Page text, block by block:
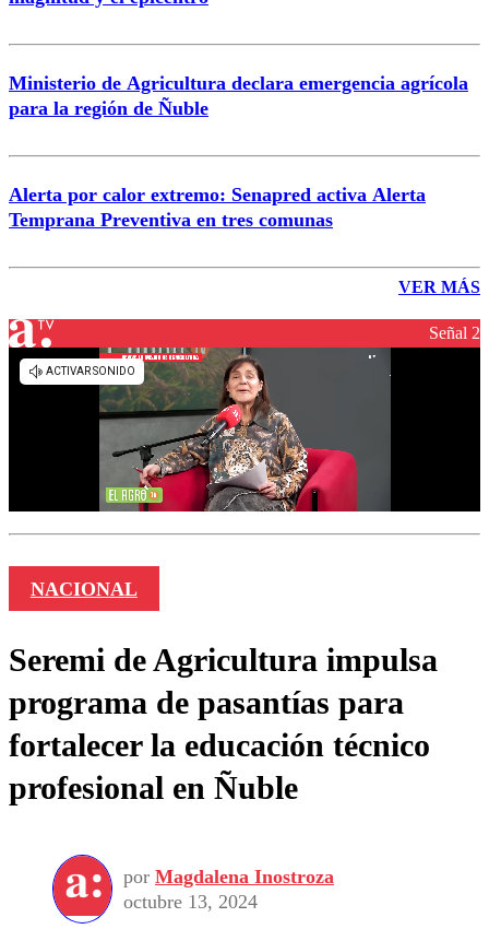
Ministerio de Agricultura declara emergencia agrícola
para la región de Ñuble
Alerta por calor extremo: Senapred activa Alerta
Temprana Preventiva en tres comunas
VER MÁS
Señal 2
NACIONAL
Seremi de Agricultura impulsa
programa de pasantías para
fortalecer la educación técnico
profesional en Ñuble
por Magdalena Inostroza
octubre 13, 2024